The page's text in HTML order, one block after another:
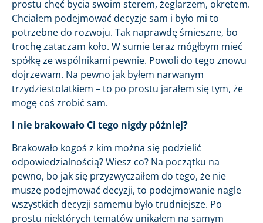
prostu chęć bycia swoim sterem, żeglarzem, okrętem.
Chciałem podejmować decyzje sam i było mi to
potrzebne do rozwoju. Tak naprawdę śmieszne, bo
trochę zataczam koło. W sumie teraz mógłbym mieć
spółkę ze wspólnikami pewnie. Powoli do tego znowu
dojrzewam. Na pewno jak byłem narwanym
trzydziestolatkiem – to po prostu jarałem się tym, że
mogę coś zrobić sam.
I nie brakowało Ci tego nigdy później?
Brakowało kogoś z kim można się podzielić
odpowiedzialnością? Wiesz co? Na początku na
pewno, bo jak się przyzwyczaiłem do tego, że nie
muszę podejmować decyzji, to podejmowanie nagle
wszystkich decyzji samemu było trudniejsze. Po
prostu niektórych tematów unikałem na samym